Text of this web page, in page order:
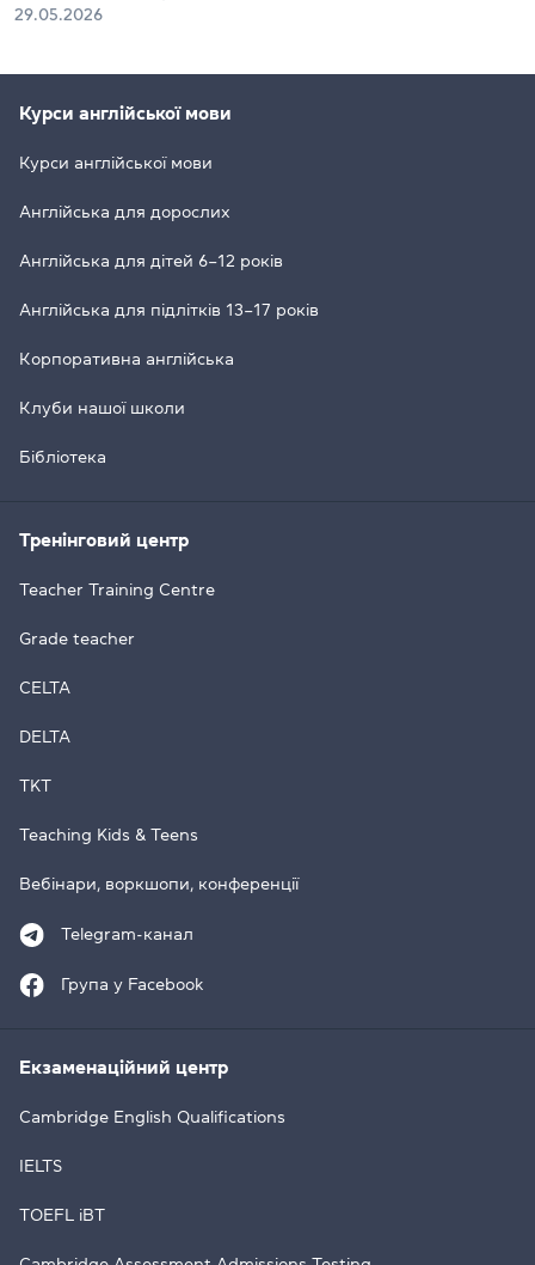
29.05.2026
Курси англійської мови
Курси англійської мови
Англійська для дорослих
Англійська для дітей 6–12 років
Англійська для підлітків 13–17 років
Корпоративна англійська
Клуби нашої школи
Бібліотека
Тренінговий центр
Teacher Training Centre
Grade teacher
CELTA
DELTA
TKT
Teaching Kids & Teens
Вебінари, воркшопи, конференції
Telegram-канал
Група у Facebook
Екзаменаційний центр
Cambridge English Qualifications
IELTS
TOEFL iBT